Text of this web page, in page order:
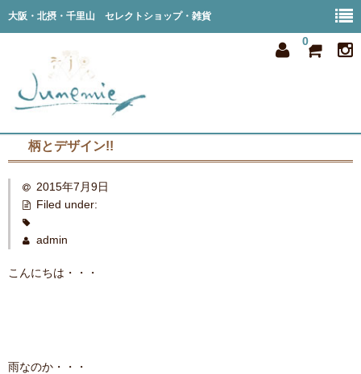
大阪・北摂・千里山 セレクトショップ・雑貨
0
home
all item
member
blog
柄とデザイン!!
2015年7月9日
Filed under:
admin
こんにちは・・・
雨なのか・・・